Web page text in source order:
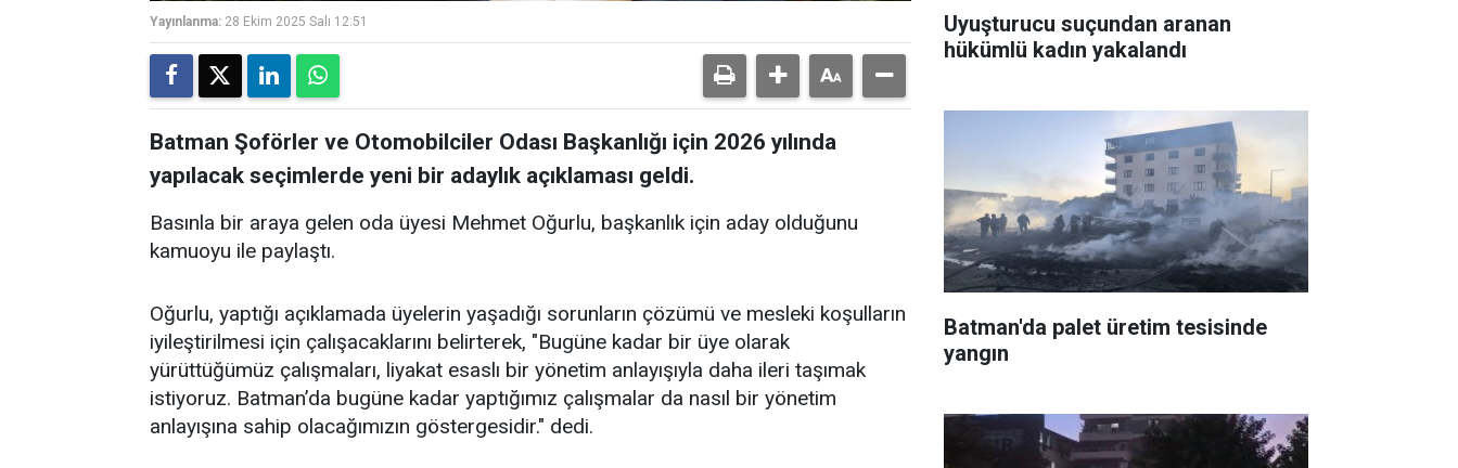
Yayınlanma: 28 Ekim 2025 Salı 12:51
Batman Şoförler ve Otomobilciler Odası Başkanlığı için 2026 yılında
yapılacak seçimlerde yeni bir adaylık açıklaması geldi.
Basınla bir araya gelen oda üyesi Mehmet Oğurlu, başkanlık için aday olduğunu
kamuoyu ile paylaştı.
Oğurlu, yaptığı açıklamada üyelerin yaşadığı sorunların çözümü ve mesleki koşulların
iyileştirilmesi için çalışacaklarını belirterek, "Bugüne kadar bir üye olarak
yürüttüğümüz çalışmaları, liyakat esaslı bir yönetim anlayışıyla daha ileri taşımak
istiyoruz. Batman’da bugüne kadar yaptığımız çalışmalar da nasıl bir yönetim
anlayışına sahip olacağımızın göstergesidir." dedi.
Uyuşturucu suçundan aranan
hükümlü kadın yakalandı
Batman'da palet üretim tesisinde
yangın